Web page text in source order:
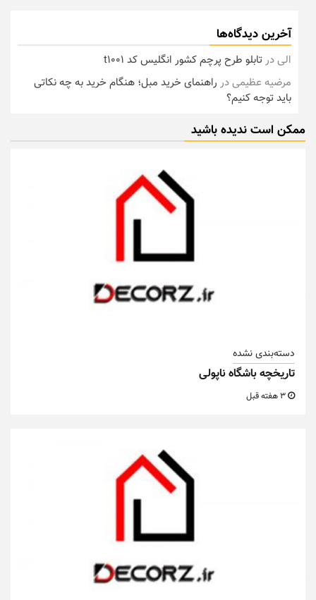
آخرین دیدگاه‌ها
الیدرتابلو طرح پرچم کشور انگلیس کد t1001
مرضیه عظیمیدر راهنمای خرید مبل؛ هنگام خرید به چه نکاتی
باید توجه کنیم؟
ممکن است ندیده باشید
دسته‌بندی نشده
تاریخچه باشگاه ناپولی